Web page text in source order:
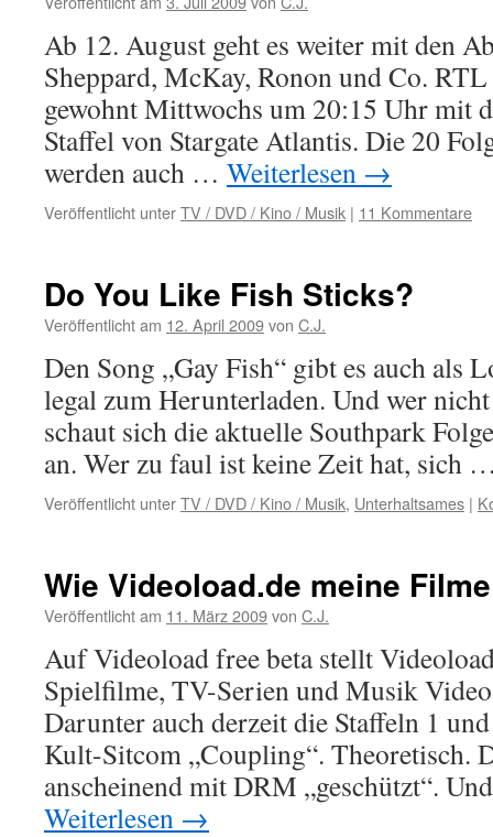
Ab 12. August geht es weiter mit den
Sheppard, McKay, Ronon und Co.
gewohnt Mittwochs um 20:15 Uhr mit
Staffel von Stargate Atlantis. Die 20
werden auch … Weiterlesen →
Veröffentlicht unterTV / DVD / Kino / Musik | 11 Kommentare
Do You Like Fish Sticks?
Veröffentlicht am 12. April 2009von C.J.
Den Song „Gay Fish“ gibt es auch als
legal zum Herunterladen. Und wer
schaut sich die aktuelle Southpark
an. Wer zu faul ist keine Zeit hat, sich
Veröffentlicht unterTV / DVD / Kino / Musik, Unterhaltsames |
Wie Videoload.de meine
Veröffentlicht am 11. März 2009von C.J.
Auf Videoload free beta stellt
Spielfilme, TV-Serien und Musik
Darunter auch derzeit die Staffeln 1
Kult-Sitcom „Coupling“. Theoretisch.
anscheinend mit DRM „geschützt“.
Weiterlesen →